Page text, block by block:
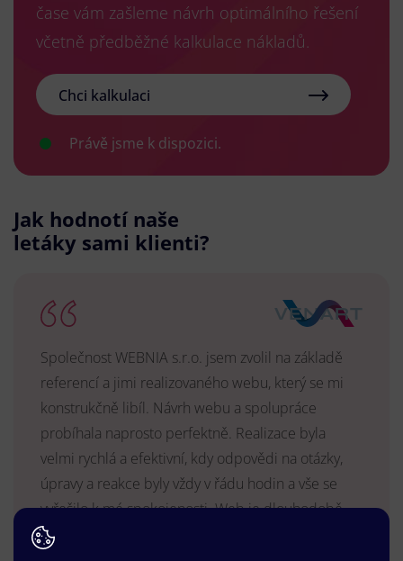
čase vám zašleme návrh optimálního řešení
včetně předběžné kalkulace nákladů.
Chci kalkulaci
Právě jsme k dispozici.
Jak hodnotí naše
letáky sami klienti?
Společnost WEBNIA s.r.o. jsem zvolil na základě
referencí a jimi realizovaného webu, který se mi
konstrukčně libíl. Návrh webu a spolupráce
probíhala naprosto perfektně. Realizace byla
velmi rychlá a efektivní, kdy odpovědi na otázky,
úpravy a reakce byly vždy v řádu hodin a vše se
vyřešilo k mé spokojenosti. Web je dlouhodobě
vyhovující, stabilní, průběžně upravován a podílí se